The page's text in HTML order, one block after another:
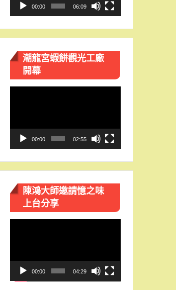
00:00 06:09
潮龍宮蝦餅觀光工廠
開幕
00:00 02:55
陳鴻大師邀請憶之味
上台分享
放
00:00 04:29